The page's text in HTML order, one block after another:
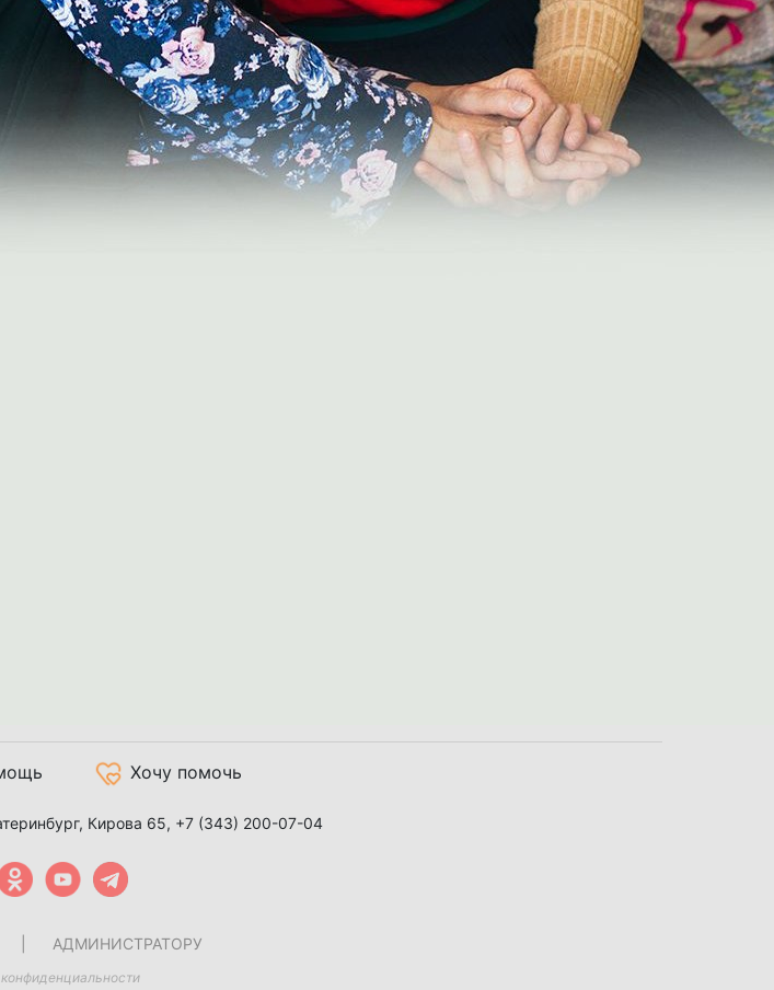
Хочу помочь
Кирова 65, +7 (343) 200-07-04
АДМИНИСТРАТОРУ